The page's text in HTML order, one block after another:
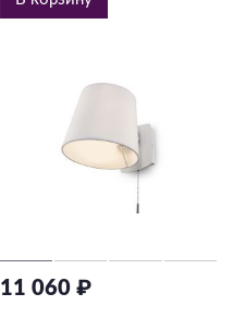
11 060 ₽